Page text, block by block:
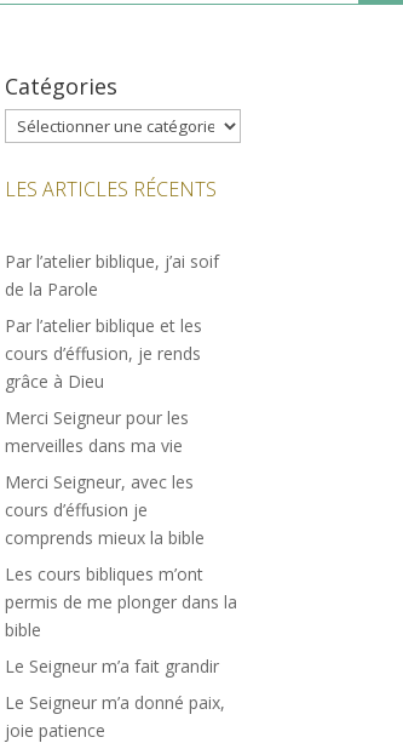
Catégories
Catégories
LES ARTICLES RÉCENTS
Par l’atelier biblique, j’ai soif
de la Parole
Par l’atelier biblique et les
cours d’éffusion, je rends
grâce à Dieu
Merci Seigneur pour les
merveilles dans ma vie
Merci Seigneur, avec les
cours d’éffusion je
comprends mieux la bible
Les cours bibliques m’ont
permis de me plonger dans la
bible
Le Seigneur m’a fait grandir
Le Seigneur m’a donné paix,
joie patience